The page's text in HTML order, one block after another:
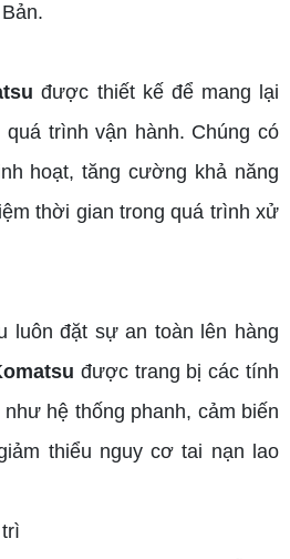
được thiết kế để mang lại
trình vận hành. Chúng có
hoạt, tăng cường khả năng
thời gian trong quá trình xử
luôn đặt sự an toàn lên hàng
được trang bị các tính
hệ thống phanh, cảm biến
thiểu nguy cơ tai nạn lao